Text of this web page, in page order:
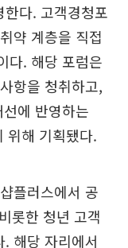
다. 고객경청포
약 계층을 직접
다. 해당 포럼은
항을 청취하고,
에 반영하는
위해 기획됐다.
플러스에서 공
롯한 청년 고객
해당 자리에서